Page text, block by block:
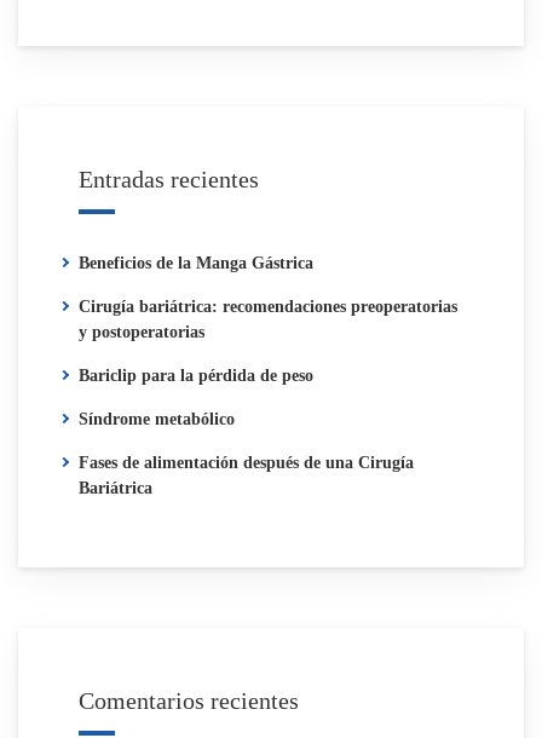
Entradas recientes
Beneficios de la Manga Gástrica
Cirugía bariátrica: recomendaciones preoperatorias
y postoperatorias
Bariclip para la pérdida de peso
Síndrome metabólico
Fases de alimentación después de una Cirugía
Bariátrica
Comentarios recientes